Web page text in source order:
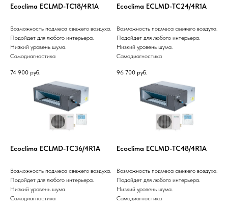
Ecoclima ECLMD-TC18/4R1A
Возможность подмеса свежего воздуха.
Подойдет для любого интерьера.
Низкий уровень шума.
Самодиагностика
74 900 руб.
Ecoclima ECLMD-TC24/4R1A
Возможность подмеса свежего воздуха.
Подойдет для любого интерьера.
Низкий уровень шума.
Самодиагностика
96 700 руб.
Ecoclima ECLMD-TC36/4R1A
Возможность подмеса свежего воздуха.
Подойдет для любого интерьера.
Низкий уровень шума.
Самодиагностика
Ecoclima ECLMD-TC48/4R1A
Возможность подмеса свежего воздуха.
Подойдет для любого интерьера.
Низкий уровень шума.
Самодиагностика